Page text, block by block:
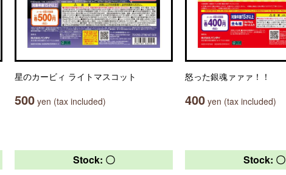
星のカービィ ライトマスコット
500 yen (tax included)
怒った銀魂ァァァ！！
400 yen (tax included)
Stock: 〇 Stock: 〇